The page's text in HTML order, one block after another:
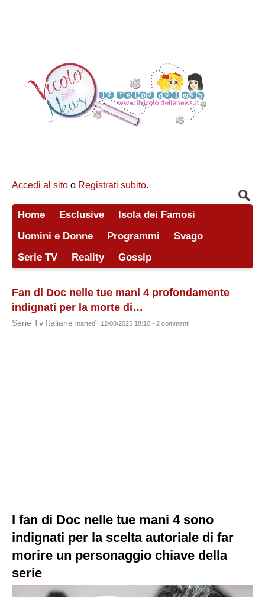
Accedi al sito o Registrati subito.
Home Esclusive
Isola dei Famosi
Uomini e Donne
Programmi
Svago
Serie TV
Reality Gossip
Fan di Doc nelle tue mani 4 profondamente
indignati per la morte di…
Serie Tv Italiane martedì, 12/08/2025 18:10 - 2 commenti
I fan di Doc nelle tue mani 4 sono
indignati per la scelta autoriale di far
morire un personaggio chiave della
serie